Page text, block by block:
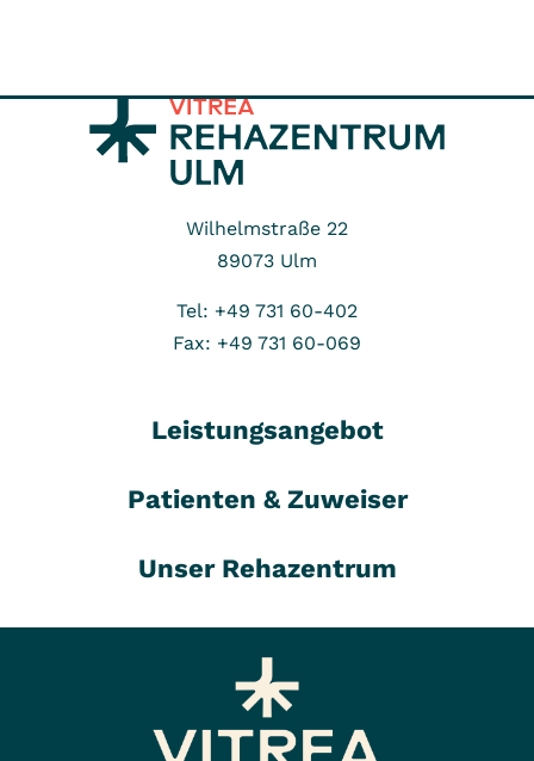
Wilhelmstraße 22
89073 Ulm
Tel: +49 731 60-402
Fax: +49 731 60-069
Leistungsangebot
Patienten & Zuweiser
Unser Rehazentrum